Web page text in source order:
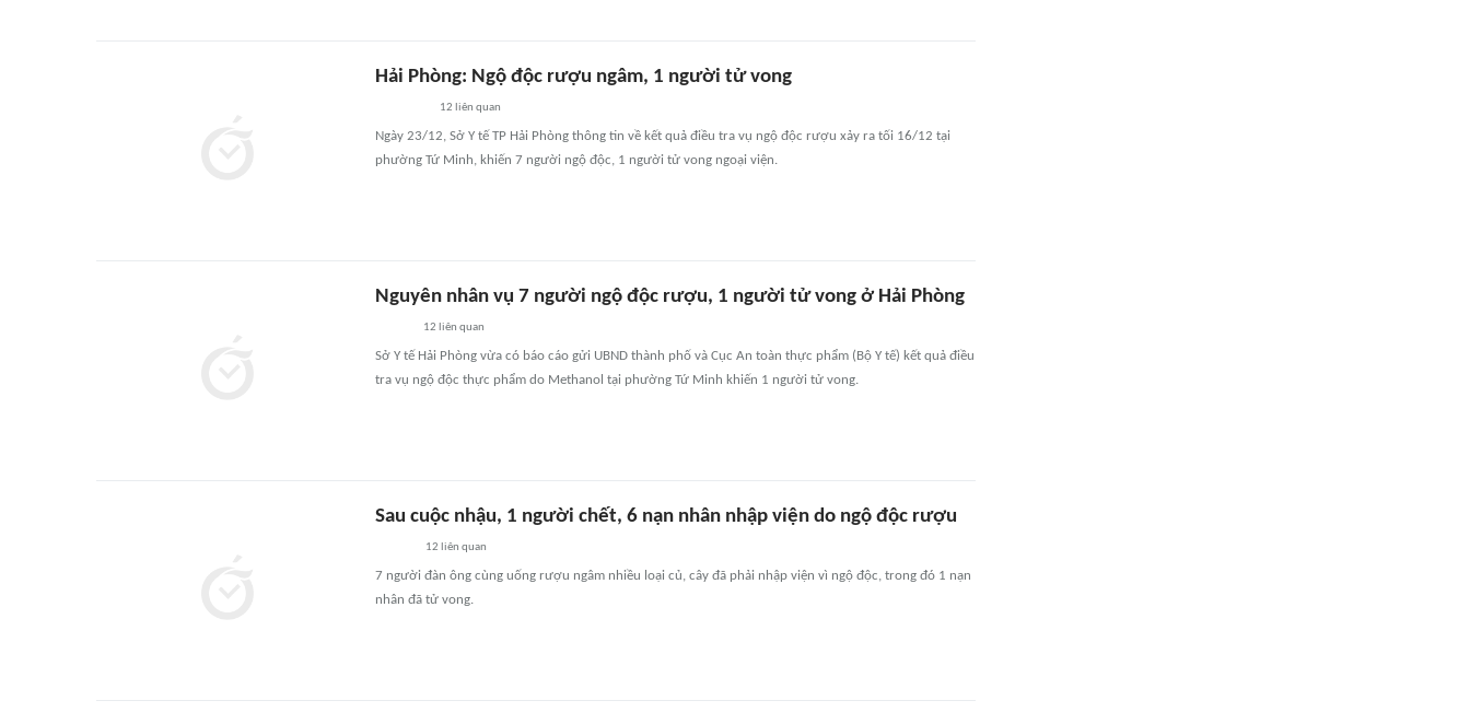
Hải Phòng: Ngộ độc rượu ngâm, 1 người tử vong
12 liên quan
Ngày 23/12, Sở Y tế TP Hải Phòng thông tin về kết quả điều tra vụ ngộ độc rượu xảy ra tối 16/12 tại
phường Tứ Minh, khiến 7 người ngộ độc, 1 người tử vong ngoại viện.
Nguyên nhân vụ 7 người ngộ độc rượu, 1 người tử vong ở Hải Phòng
12 liên quan
Sở Y tế Hải Phòng vừa có báo cáo gửi UBND thành phố và Cục An toàn thực phẩm (Bộ Y tế) kết quả điều
tra vụ ngộ độc thực phẩm do Methanol tại phường Tứ Minh khiến 1 người tử vong.
Sau cuộc nhậu, 1 người chết, 6 nạn nhân nhập viện do ngộ độc rượu
12 liên quan
7 người đàn ông cùng uống rượu ngâm nhiều loại củ, cây đã phải nhập viện vì ngộ độc, trong đó 1 nạn
nhân đã tử vong.